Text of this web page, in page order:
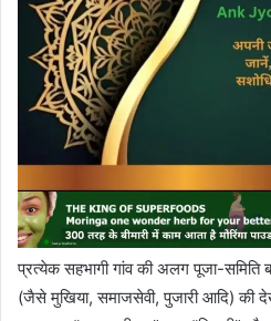
प्रत्येक सहभागी गांव की अलग पूजा-समिति
(जैसे मुखिया, समाजसेवी, पुजारी आदि) की